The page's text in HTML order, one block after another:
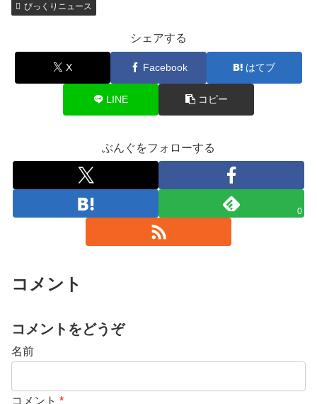
びっくりニュース
シェアする
X Facebook はてブ
LINE コピー
ぶんぐをフォローする
0
コメント
コメントをどうぞ
名前
コメント *